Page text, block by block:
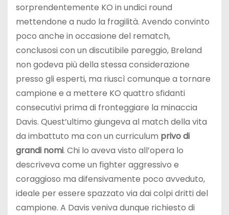
sorprendentemente KO in undici round
mettendone a nudo la fragilità. Avendo convinto
poco anche in occasione del rematch,
conclusosi con un discutibile pareggio, Breland
non godeva più della stessa considerazione
presso gli esperti, ma riuscì comunque a tornare
campione e a mettere KO quattro sfidanti
consecutivi prima di fronteggiare la minaccia
Davis. Quest’ultimo giungeva al match della vita
da imbattuto ma con un curriculum privo di
grandi nomi. Chi lo aveva visto all’opera lo
descriveva come un fighter aggressivo e
coraggioso ma difensivamente poco avveduto,
ideale per essere spazzato via dai colpi dritti del
campione. A Davis veniva dunque richiesto di